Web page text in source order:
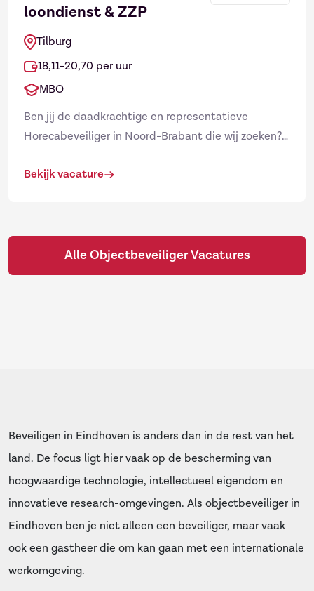
loondienst & ZZP
Tilburg
18,11-20,70 per uur
MBO
Ben jij de daadkrachtige en representatieve
Horecabeveiliger in Noord-Brabant die wij zoeken?
ultieme aanspr...
Bekijk vacature
Alle Objectbeveiliger Vacatures
Beveiligen in Eindhoven is anders dan in de rest van het
land. De focus ligt hier vaak op de bescherming van
hoogwaardige technologie, intellectueel eigendom en
innovatieve research-omgevingen. Als objectbeveiliger in
Eindhoven ben je niet alleen een beveiliger, maar vaak
ook een gastheer die om kan gaan met een internationale
werkomgeving.
Ontvang vacatures direct in
je mailbox
Naam